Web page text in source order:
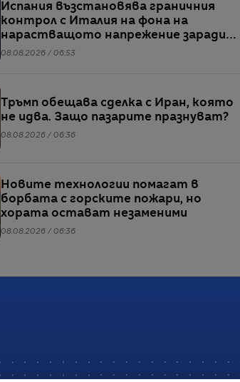
Испания възстановява граничния
контрол с Италия на фона на
нарастващото напрежение заради
мигрантите
08.08.2026 / 06:53
Тръмп обещава сделка с Иран, която
не идва. Защо пазарите празнуват?
08.08.2026 / 06:36
Новите технологии помагат в
борбата с горските пожари, но
хората остават незаменими
08.08.2026 / 06:36